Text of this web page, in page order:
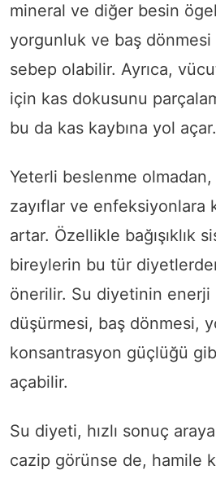
mineral ve diğer besin
yorgunluk ve baş dönmesi
sebep olabilir. Ayrıca,
için kas dokusunu
bu da kas kaybına yol açar.
Yeterli beslenme olmadan,
zayıflar ve enfeksiyonlara
artar. Özellikle bağışıklık
bireylerin bu tür
önerilir. Su diyetinin enerji
düşürmesi, baş dönmesi,
konsantrasyon güçlüğü
açabilir.
Su diyeti, hızlı sonuç
cazip görünse de, hamile